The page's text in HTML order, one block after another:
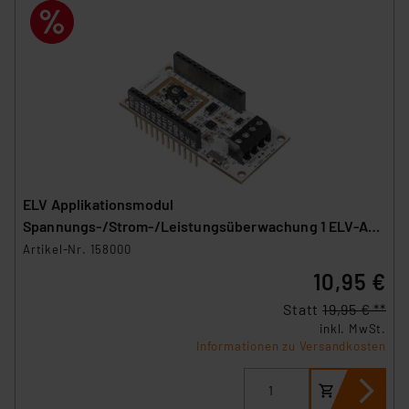
ELV Applikationsmodul
Spannungs-/Strom-/Leistungsüberwachung 1 ELV-AM-
VCPM1
Artikel-Nr. 158000
10,95 €
Statt 19,95 € **
inkl. MwSt.
Informationen zu Versandkosten